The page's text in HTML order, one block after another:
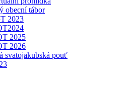
obecní tábor
2023
2025
2026
svatojakubská pouť